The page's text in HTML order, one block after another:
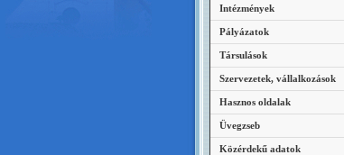
Intézmények
Pályázatok
Társulások
Szervezetek, vállalkozások
Hasznos oldalak
Üvegzseb
Közérdekű adatok